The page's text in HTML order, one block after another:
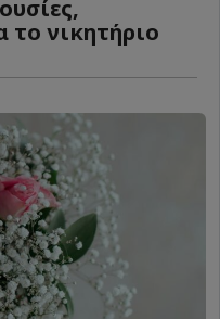
το νικητήριο